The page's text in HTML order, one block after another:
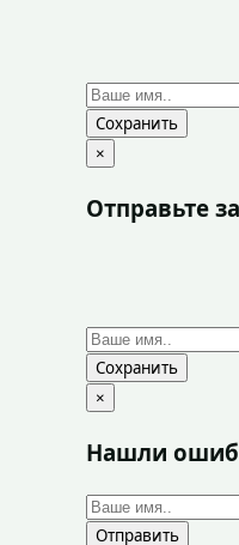
Сохранить
×
Отправьте
Сохранить
×
Нашли
Отправить